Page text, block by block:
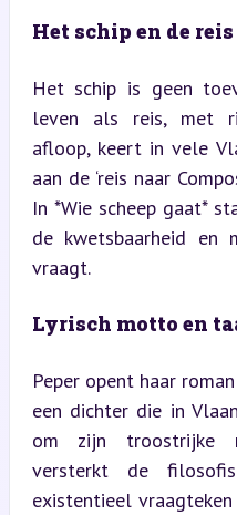
Het schip en de reis
Het schip is geen
leven als reis, met
afloop, keert in vele
aan de ‘reis naar
In *Wie scheep gaat*
de kwetsbaarheid en
vraagt.
Lyrisch motto en
Peper opent haar
een dichter die in
om zijn troostrijke
versterkt de
existentieel